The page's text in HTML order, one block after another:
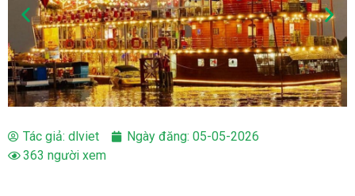
Tác giả: dlviet Ngày đăng: 05-05-2026
363 người xem